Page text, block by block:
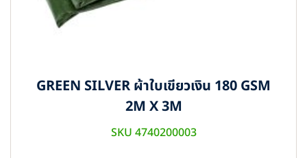
GREEN SILVER ผ้าใบเขียวเงิน 180 GSM
2M X 3M
SKU 4740200003